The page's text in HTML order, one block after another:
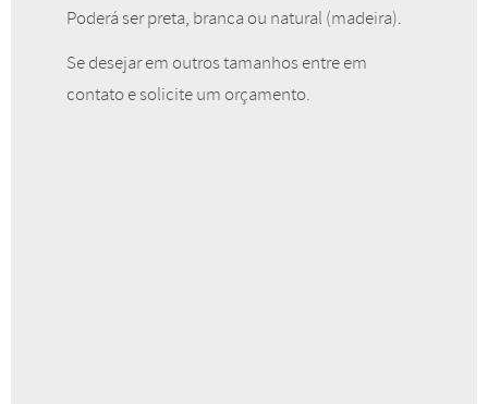
A partir de
R$75,00
Poderá ser preta, branca ou natural (madeira).
Se desejar em outros tamanhos entre em
contato e solicite um orçamento.